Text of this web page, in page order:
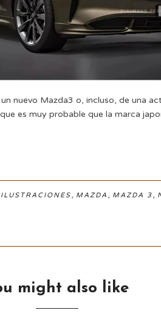
nuevo Mazda3 o, incluso, de una
es muy probable que la marca
ILUSTRACIONES, MAZDA , MAZDA 3,
might also like